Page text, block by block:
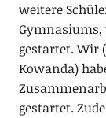
weitere
Gymnasiums,
gestartet. Wir
Kowanda)
gestartet.